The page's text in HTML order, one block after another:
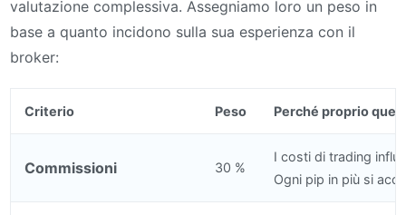
valutazione complessiva. Assegniamo loro un peso in
base a quanto incidono sulla sua esperienza con il
broker:
Criterio Peso Perché proprio
Commissioni 30 %
I costi di trading
Ogni pip in più si